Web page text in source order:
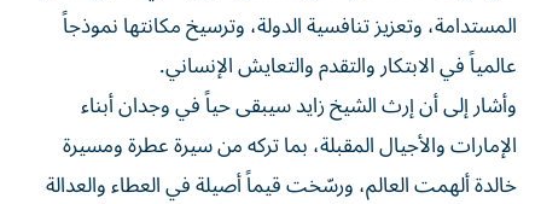
المستدامة، وتعزيز تنافسية الدولة، وترسيخ مكانتها نموذجاً
عالمياً في الابتكار والتقدم والتعايش الإنساني.
وأشار إلى أن إرث الشيخ زايد سيبقى حياً في وجدان أبناء
الإمارات والأجيال المقبلة، بما تركه من سيرة عطرة ومسيرة
خالدة ألهمت العالم، ورسّخت قيماً أصيلة في العطاء والعدالة